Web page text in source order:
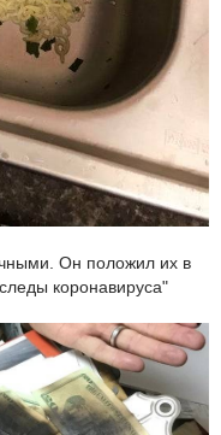
Он положил их в
коронавируса"